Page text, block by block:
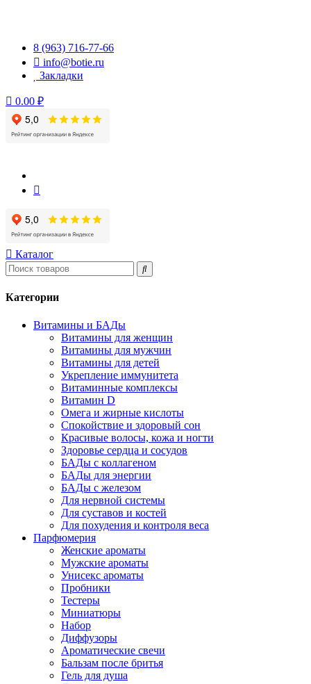
8 (963) 716-77-66
info@botie.ru
Закладки
0.00 ₽
Каталог
Категории
Витамины и БАДы
Витамины для женщин
Витамины для мужчин
Витамины для детей
Укрепление иммунитета
Витаминные комплексы
Витамин D
Омега и жирные кислоты
Спокойствие и здоровый сон
Красивые волосы, кожа и ногти
Здоровье сердца и сосудов
БАДы с коллагеном
БАДы для энергии
БАДы с железом
Для нервной системы
Для суставов и костей
Для похудения и контроля веса
Парфюмерия
Женские ароматы
Мужские ароматы
Унисекс ароматы
Пробники
Тестеры
Миниатюры
Набор
Диффузоры
Ароматические свечи
Бальзам после бритья
Гель для душа